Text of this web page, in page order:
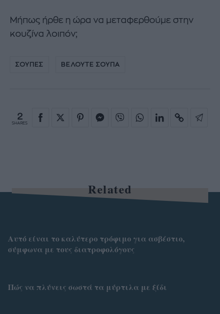
Μήπως ήρθε η ώρα να μεταφερθούμε στην
κουζίνα λοιπόν;
ΣΟΥΠΕΣ ΒΕΛΟΥΤΕ ΣΟΥΠΑ
2
SHARES
Related
Αυτό είναι το καλύτερο τρόφιμο για ασβέστιο,
σύμφωνα με τους διατροφολόγους
Πώς να πλύνεις σωστά τα μύρτιλα με ξίδι